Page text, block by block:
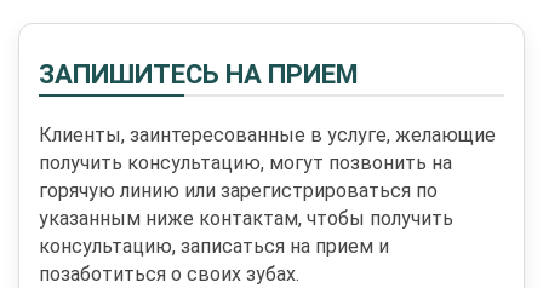
ЗАПИШИТЕСЬ НА ПРИЕМ
Клиенты, заинтересованные в услуге, желающие
получить консультацию, могут позвонить на
горячую линию или зарегистрироваться по
указанным ниже контактам, чтобы получить
консультацию, записаться на прием и
позаботиться о своих зубах.